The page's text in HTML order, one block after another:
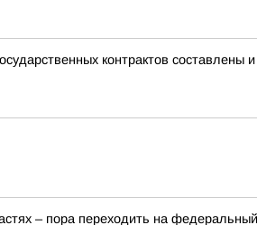
контрактов
– пора переходить на